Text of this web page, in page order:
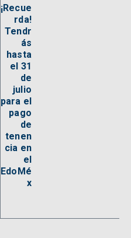
¡Recue
rda!
Tendr
ás
hasta
el 31
de
julio
para el
pago
de
tenen
cia en
el
EdoMé
x